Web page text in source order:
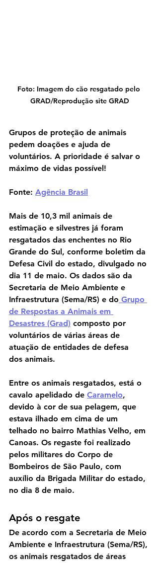
Foto: Imagem do cão resgatado pelo
GRAD/Reprodução site GRAD
Grupos de proteção de animais
pedem doações e ajuda de
voluntários. A prioridade é salvar o
máximo de vidas possível!
Fonte: Agência Brasil
Mais de 10,3 mil animais de
estimação e silvestres já foram
resgatados das enchentes no Rio
Grande do Sul, conforme boletim da
Defesa Civil do estado, divulgado no
dia 11 de maio. Os dados são da
Secretaria de Meio Ambiente e
Infraestrutura (Sema/RS) e do Grupo
de Respostas a Animais em
Desastres (Grad) composto por
voluntários de várias áreas de
atuação de entidades de defesa
dos animais.
Entre os animais resgatados, está o
cavalo apelidado de Caramelo,
devido à cor de sua pelagem, que
estava ilhado em cima de um
telhado no bairro Mathias Velho, em
Canoas. Os regaste foi realizado
pelos militares do Corpo de
Bombeiros de São Paulo, com
auxílio da Brigada Militar do estado,
no dia 8 de maio.
Após o resgate
De acordo com a Secretaria de Meio
Ambiente e Infraestrutura (Sema/RS),
os animais resgatados de áreas